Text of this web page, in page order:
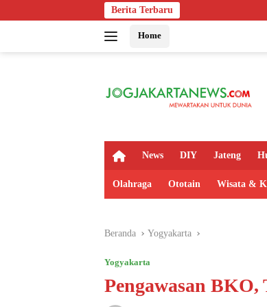
ke
Berita Terbaru
Home
H
m
News DIY Jateng
Olahraga Ototain Wisata &
Beranda Yogyakarta
Yogyakarta
Pengawasan BKO,